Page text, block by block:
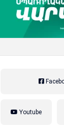
Youtube